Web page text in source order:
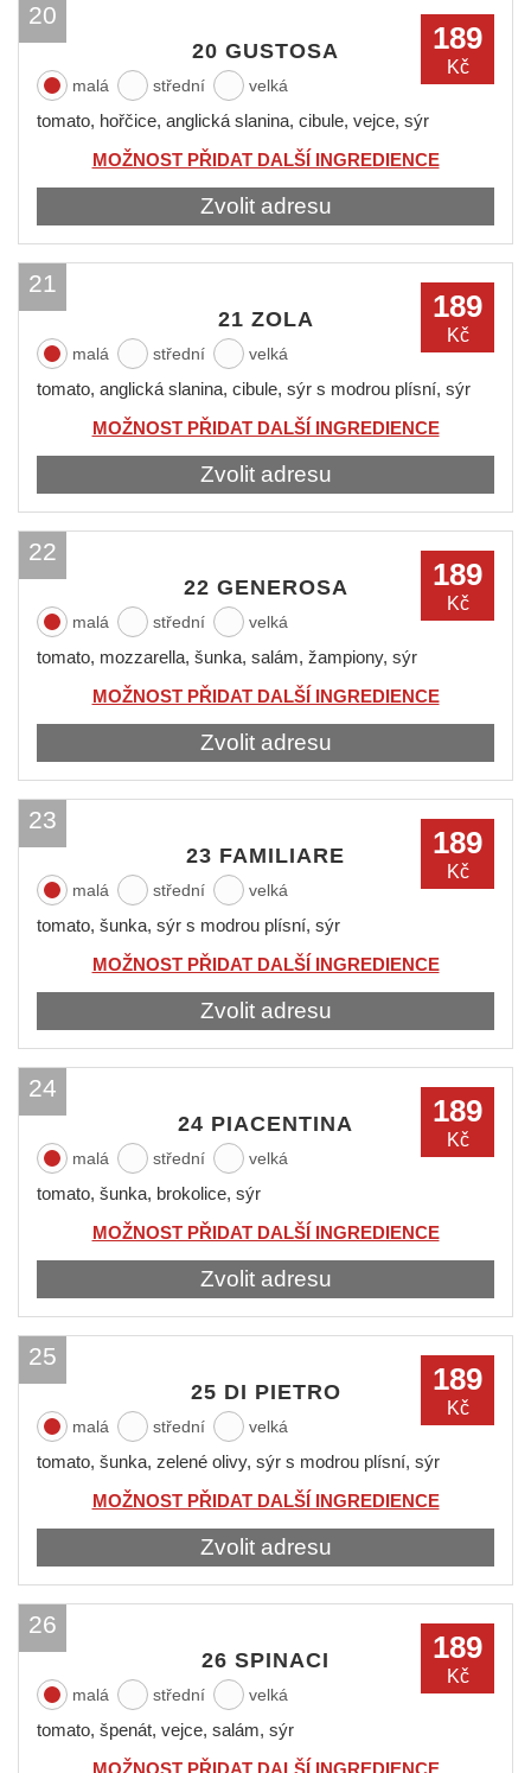
189
Kč
20 GUSTOSA
malá střední velká
tomato, hořčice, anglická slanina, cibule, vejce, sýr
MOŽNOST PŘIDAT DALŠÍ INGREDIENCE
Zvolit adresu
20
189
Kč
21 ZOLA
malá střední velká
tomato, anglická slanina, cibule, sýr s modrou plísní, sýr
MOŽNOST PŘIDAT DALŠÍ INGREDIENCE
Zvolit adresu
21
189
Kč
22 GENEROSA
malá střední velká
tomato, mozzarella, šunka, salám, žampiony, sýr
MOŽNOST PŘIDAT DALŠÍ INGREDIENCE
Zvolit adresu
22
189
Kč
23 FAMILIARE
malá střední velká
tomato, šunka, sýr s modrou plísní, sýr
MOŽNOST PŘIDAT DALŠÍ INGREDIENCE
Zvolit adresu
23
189
Kč
24 PIACENTINA
malá střední velká
tomato, šunka, brokolice, sýr
MOŽNOST PŘIDAT DALŠÍ INGREDIENCE
Zvolit adresu
24
189
Kč
25 DI PIETRO
malá střední velká
tomato, šunka, zelené olivy, sýr s modrou plísní, sýr
MOŽNOST PŘIDAT DALŠÍ INGREDIENCE
Zvolit adresu
25
189
Kč
26 SPINACI
malá střední velká
tomato, špenát, vejce, salám, sýr
MOŽNOST PŘIDAT DALŠÍ INGREDIENCE
26